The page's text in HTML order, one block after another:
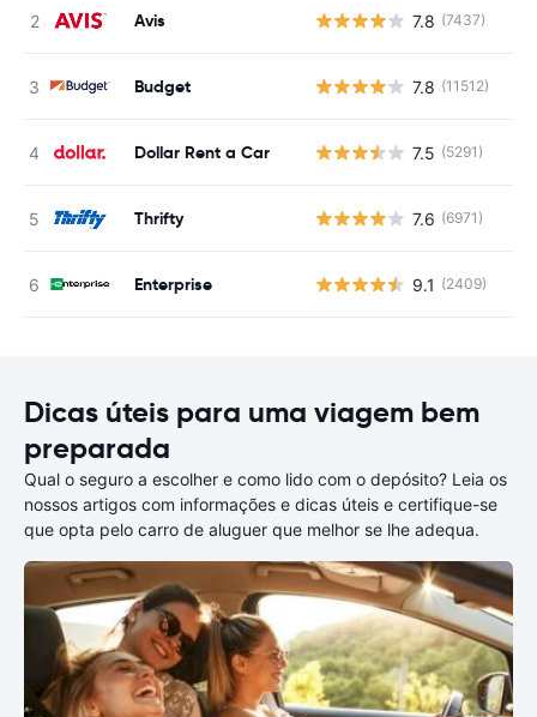
Avis 7.8 (7437)
Budget 7.8 (11512)
Dollar Rent a Car 7.5 (5291)
Thrifty 7.6 (6971)
Enterprise 9.1 (2409)
Dicas úteis para uma viagem bem
preparada
Qual o seguro a escolher e como lido com o depósito? Leia os
nossos artigos com informações e dicas úteis e certifique-se
que opta pelo carro de aluguer que melhor se lhe adequa.